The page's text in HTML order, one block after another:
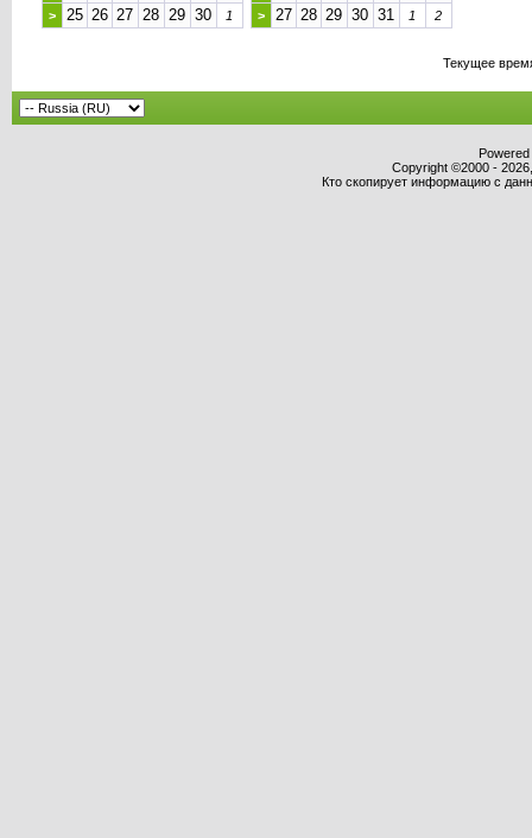
> 25 26 27 28 29 30 1 > 27 28 29 30 31 1 2
Текущее
Copyright ©2000 -
Кто скопирует информацию с